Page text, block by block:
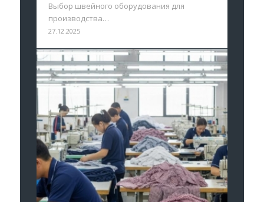
Выбор швейного оборудования для
производства…
27.12.2025